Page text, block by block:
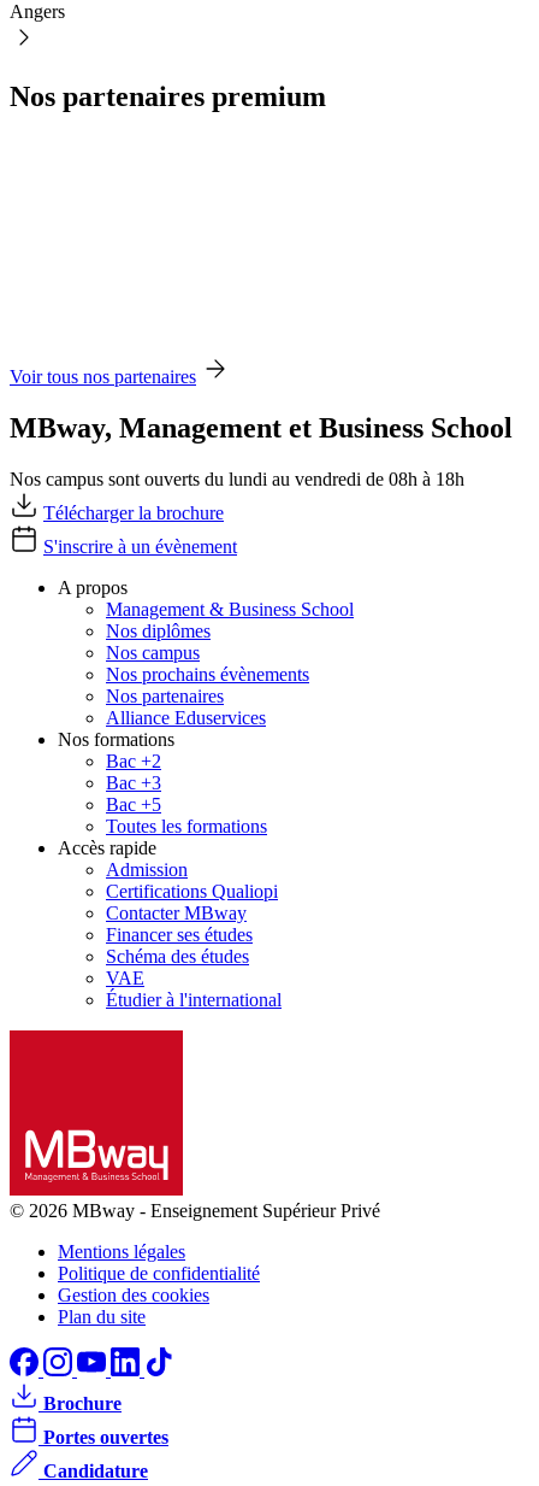
Angers
Nos partenaires premium
Voir tous nos partenaires
MBway, Management et Business School
Nos campus sont ouverts du lundi au vendredi de 08h à 18h
Télécharger la brochure
S'inscrire à un évènement
A propos
Management & Business School
Nos diplômes
Nos campus
Nos prochains évènements
Nos partenaires
Alliance Eduservices
Nos formations
Bac +2
Bac +3
Bac +5
Toutes les formations
Accès rapide
Admission
Certifications Qualiopi
Contacter MBway
Financer ses études
Schéma des études
VAE
Étudier à l'international
© 2026 MBway - Enseignement Supérieur Privé
Mentions légales
Politique de confidentialité
Gestion des cookies
Plan du site
Brochure
Portes ouvertes
Candidature